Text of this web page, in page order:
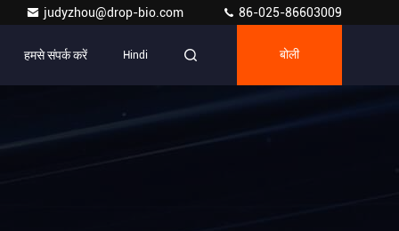
judyzhou@drop-bio.com 86-025-86603009
हमसे संपर्क करें Hindi बोली